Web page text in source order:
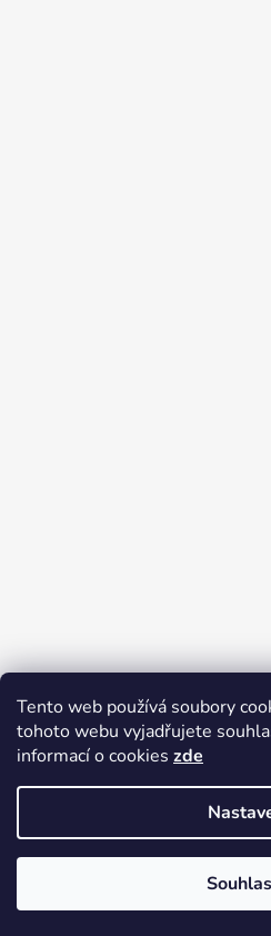
Tento web používá soubory
tohoto webu vyjadřujete
informací o cookies zde
Zboží.cz Heureka.cz
elektro. Všechna